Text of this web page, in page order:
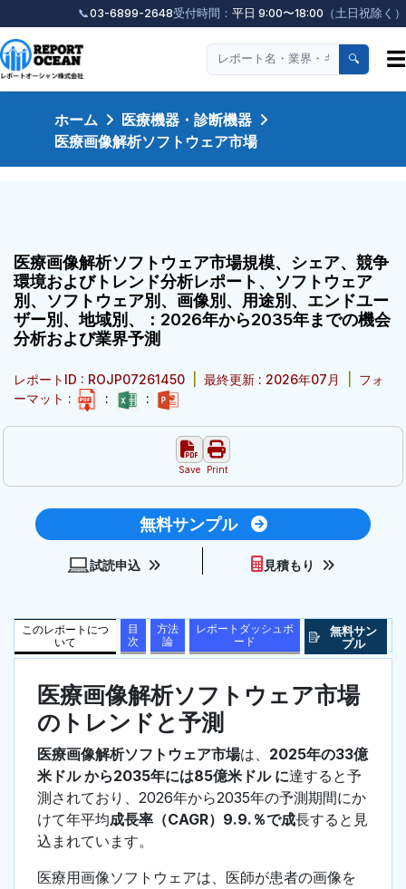
📞03-6899-2648受付時間： 平日 9:00〜18:00 （土日祝除く）
🔍 ☰
ホーム
医療機器・診断機器
医療画像解析ソフトウェア市場
医療画像解析ソフトウェア市場規模、シェア、競争
環境およびトレンド分析レポート、ソフトウェア
別、ソフトウェア別、画像別、用途別、エンドユー
ザー別、地域別、：2026年から2035年までの機会
分析および業界予測
レポートID : ROJP07261450 最終更新 : 2026年07月
フォ
ーマット :
: :
Save Print
無料サンプル
試読申込 見積もり
このレポートにつ
いて
目
次
方法
論
レポートダッシュボ
ード
無料サン
プル
医療画像解析ソフトウェア市場
のトレンドと予測
医療画像解析ソフトウェア市場は、 2025年の33億
米ドル から2035年には85億米ドル に達すると予
測されており、2026年から2035年の予測期間にか
けて年平均成長率（CAGR）9.9.％で成長すると見
込まれています。
医療用画像ソフトウェアは、医師が患者の画像を